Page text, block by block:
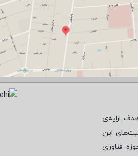
ارایه‌ی
این
فناوری